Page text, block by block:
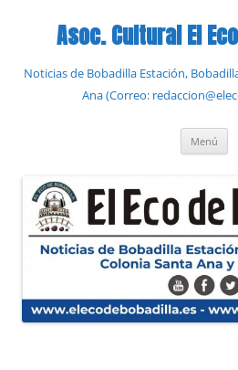
contenidoAsoc. Cultural El
Noticias de Bobadilla Estación,
Ana (Correo:
Menú